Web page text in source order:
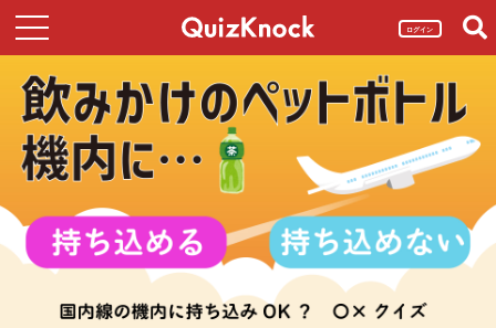
ログイン